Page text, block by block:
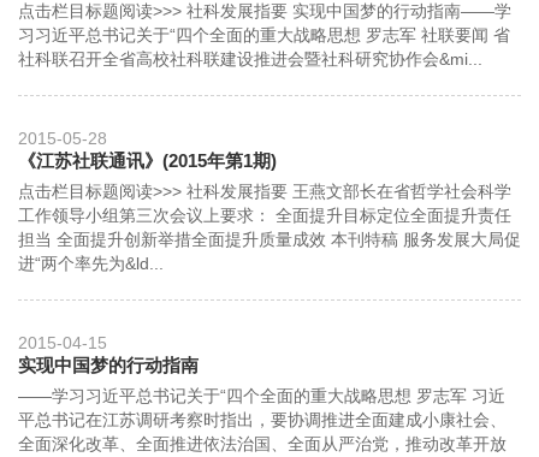
点击栏目标题阅读>>> 社科发展指要 实现中国梦的行动指南——学
习习近平总书记关于“四个全面的重大战略思想 罗志军 社联要闻 省
社科联召开全省高校社科联建设推进会暨社科研究协作会&mi...
2015-05-28
《江苏社联通讯》(2015年第1期)
点击栏目标题阅读>>> 社科发展指要 王燕文部长在省哲学社会科学
工作领导小组第三次会议上要求： 全面提升目标定位全面提升责任
担当 全面提升创新举措全面提升质量成效 本刊特稿 服务发展大局促
进“两个率先为&ld...
2015-04-15
实现中国梦的行动指南
——学习习近平总书记关于“四个全面的重大战略思想 罗志军 习近
平总书记在江苏调研考察时指出，要协调推进全面建成小康社会、
全面深化改革、全面推进依法治国、全面从严治党，推动改革开放